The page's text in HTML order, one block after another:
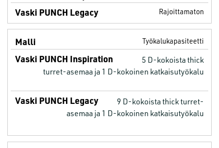
Rajoittamaton
Työkalukapasiteetti
5 D-kokoista thick
turret-asemaa ja 1 D-kokoinen katkaisutyökalu
9 D-kokoista thick turret-
asemaa ja 1 D-kokoinen katkaisutyökalu